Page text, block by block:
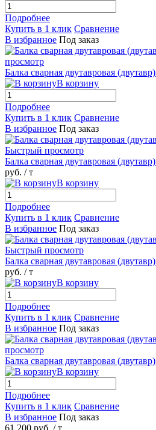
Подробнее
Купить в 1 клик Сравнение
В избранное Под заказ
просмотр
Балка сварная двутавровая
В корзину
Подробнее
Купить в 1 клик Сравнение
В избранное Под заказ
Быстрый просмотр
Балка сварная двутавровая
руб. / т
В корзину
Подробнее
Купить в 1 клик Сравнение
В избранное Под заказ
Быстрый просмотр
Балка сварная двутавровая
руб. / т
В корзину
Подробнее
Купить в 1 клик Сравнение
В избранное Под заказ
просмотр
Балка сварная двутавровая
В корзину
Подробнее
Купить в 1 клик Сравнение
В избранное Под заказ
61 200 руб. / т